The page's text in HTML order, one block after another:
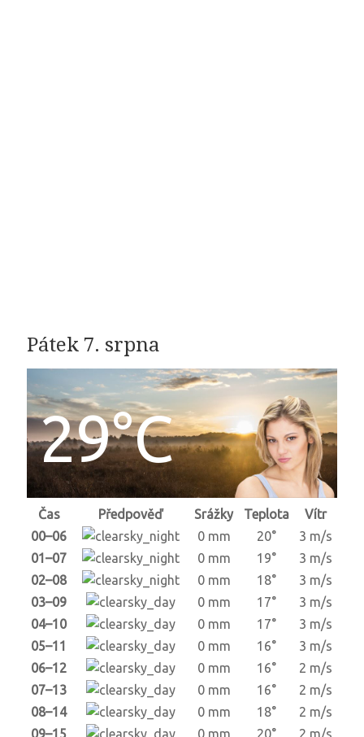
Pátek 7. srpna
29°C
Čas Předpověď Srážky Teplota
Vítr
00–06
0 mm 20°
3 m/s
01–07
0 mm 19°
3 m/s
02–08
0 mm 18°
3 m/s
03–09
0 mm 17°
3 m/s
04–10
0 mm 17°
3 m/s
05–11
0 mm 16°
3 m/s
06–12
0 mm 16°
2 m/s
07–13
0 mm 16°
2 m/s
08–14
0 mm 18°
2 m/s
09–15
0 mm 20°
2 m/s